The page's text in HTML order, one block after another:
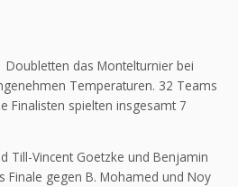
das Montelturnier bei
Temperaturen. 32 Teams
Finalisten spielten insgesamt 7
Till-Vincent Goetzke und Benjamin
Finale gegen B. Mohamed und Noy